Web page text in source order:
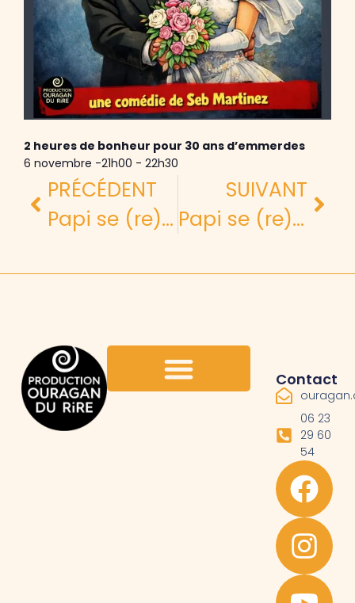
2 heures de bonheur pour 30 ans d’emmerdes
6 novembre -21h00 - 22h30
PRÉCÉDENT
Papi se (re)Marie
SUIVANT
Papi se (re)Marie
Contact
06 23
29 60
54